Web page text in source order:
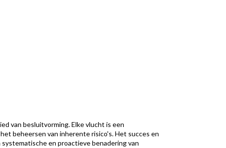
van besluitvorming. Elke vlucht is een
beheersen van inherente risico's. Het succes en
en proactieve benadering van